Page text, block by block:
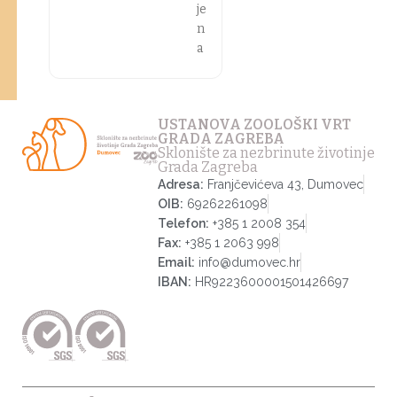
je
n
a
USTANOVA ZOOLOŠKI VRT
GRADA ZAGREBA
Sklonište za nezbrinute životinje
Grada Zagreba
Adresa: Franjčevićeva 43, Dumovec
OIB: 69262261098
Telefon: +385 1 2008 354
Fax: +385 1 2063 998
Email: info@dumovec.hr
IBAN: HR9223600001501426697